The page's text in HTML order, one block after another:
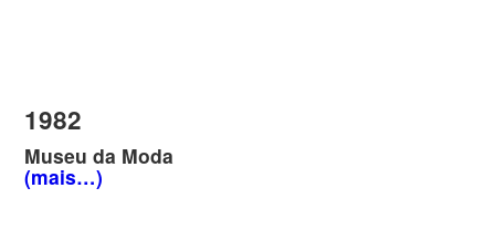
1982
Museu da Moda
(mais…)